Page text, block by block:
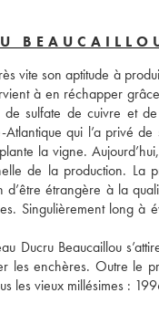
vite son aptitude à
à en réchapper
sulfate de cuivre et
qui l’a privé
la vigne.
de la production.
étrangère à la
Singulièrement long à
Ducru Beaucaillou
les enchères. Outre
les vieux millésimes :